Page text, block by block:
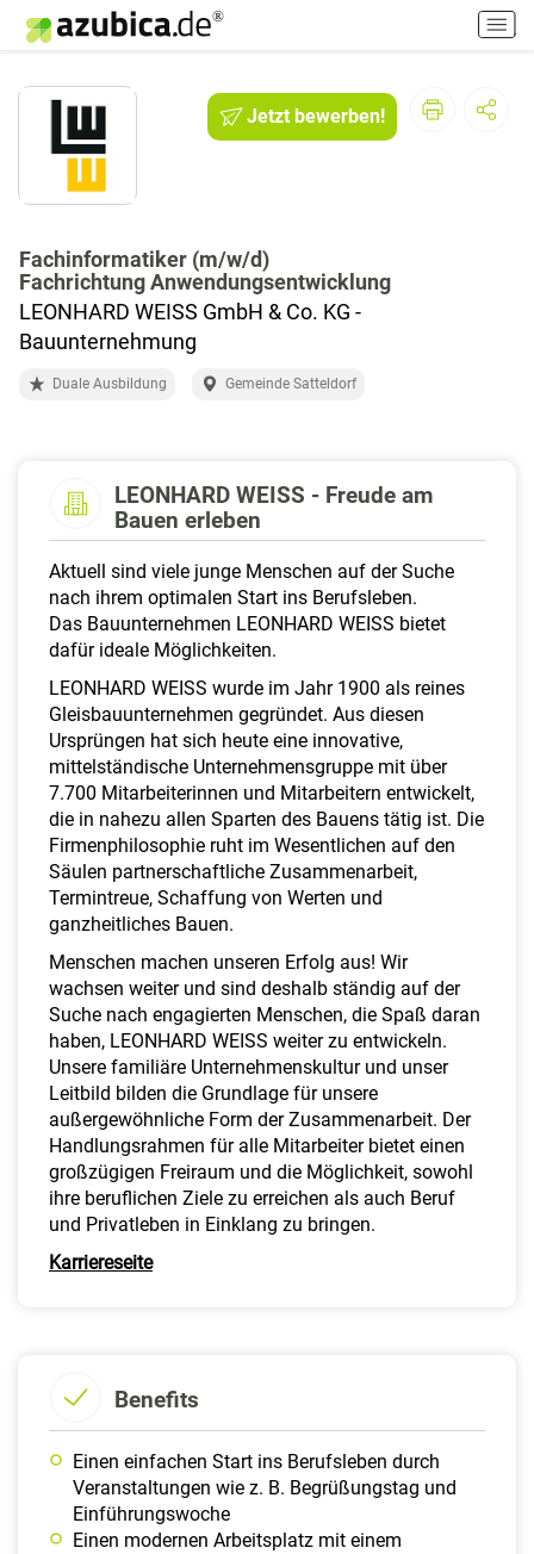
H
a
p
a
Jetzt bewerben!
Fachinformatiker (m/w/d)
Fachrichtung Anwendungsentwicklung
LEONHARD WEISS GmbH & Co. KG -
Bauunternehmung
Duale Ausbildung Gemeinde Satteldorf
LEONHARD WEISS - Freude am
Bauen erleben
Aktuell sind viele junge Menschen auf der Suche
nach ihrem optimalen Start ins Berufsleben.
Das Bauunternehmen LEONHARD WEISS bietet
dafür ideale Möglichkeiten.
LEONHARD WEISS wurde im Jahr 1900 als reines
Gleisbauunternehmen gegründet. Aus diesen
Ursprüngen hat sich heute eine innovative,
mittelständische Unternehmensgruppe mit über
7.700 Mitarbeiterinnen und Mitarbeitern entwickelt,
die in nahezu allen Sparten des Bauens tätig ist. Die
Firmenphilosophie ruht im Wesentlichen auf den
Säulen partnerschaftliche Zusammenarbeit,
Termintreue, Schaffung von Werten und
ganzheitliches Bauen.
Menschen machen unseren Erfolg aus! Wir
wachsen weiter und sind deshalb ständig auf der
Suche nach engagierten Menschen, die Spaß daran
haben, LEONHARD WEISS weiter zu entwickeln.
Unsere familiäre Unternehmenskultur und unser
Leitbild bilden die Grundlage für unsere
außergewöhnliche Form der Zusammenarbeit. Der
Handlungsrahmen für alle Mitarbeiter bietet einen
großzügigen Freiraum und die Möglichkeit, sowohl
ihre beruflichen Ziele zu erreichen als auch Beruf
und Privatleben in Einklang zu bringen.
Karriereseite
Benefits
Einen einfachen Start ins Berufsleben durch
Veranstaltungen wie z. B. Begrüßungstag und
Einführungswoche
Einen modernen Arbeitsplatz mit einem